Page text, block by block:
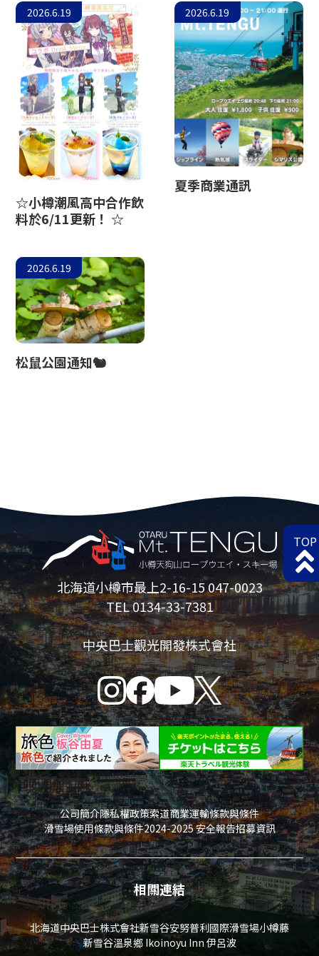
2026.6.19
☆小樽潮風高中合作飲
料於6/11更新！ ☆
2026.6.19
夏季商業通訊
2026.6.19
松鼠公園通知🐿
北海道小樽市最上2-16-15 047-0023
TEL 0134-33-7381
中央巴士觀光開發株式會社
公司簡介隱私權政策索道商業運輸條款與條件
滑雪場使用條款與條件2024-2025 安全報告招募資訊
相關連結
北海道中央巴士株式會社新雪谷安努普利國際滑雪場小樽藤
新雪谷溫泉鄉 Ikoinoyu Inn 伊呂波
TOP